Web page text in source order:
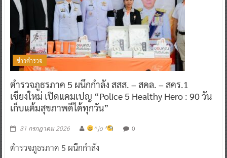
ข่าวตำรวจ
ตำรวจภูธรภาค 5 ผนึกกำลัง สสส. – สคล. – สคร.1
เชียงใหม่ เปิดแคมเปญ “Police 5 Healthy Hero : 90 วัน
เก็บแต้มสุขภาพดีได้ทุกวัน”
31 กรกฎาคม 2026 ^ jo ^ 0
ตำรวจภูธรภาค 5 ผนึกกำลัง